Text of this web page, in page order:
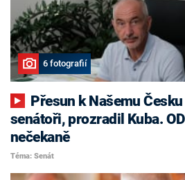
6 fotografií
senátoři, prozradil Kuba.
nečekaně
Téma: Senát